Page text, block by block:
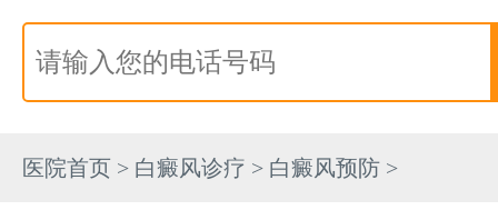
医院首页 > 白癜风诊疗 > 白癜风预防 >